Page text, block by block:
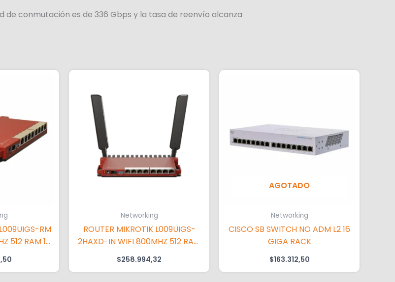
de conmutación es de 336 Gbps y la tasa de reenvío alcanza
RM
512 RAM 1
GB
Networking
ROUTER MIKROTIK L009UIGS-
2HAXD-IN WIFI 800MHZ 512 RAM
SIN FUENTE
$258.994,32
AGOTADO
Networking
CISCO SB SWITCH NO ADM L2 16
GIGA RACK
$163.312,50